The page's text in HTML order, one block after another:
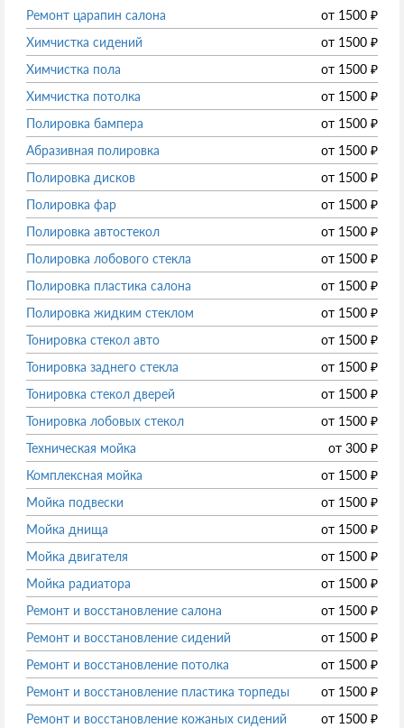
Ремонт царапин салона от 1500 ₽
Химчистка сидений
от 1500 ₽
Химчистка пола
от 1500 ₽
Химчистка потолка
от 1500 ₽
Полировка бампера
от 1500 ₽
Абразивная полировка
от 1500 ₽
Полировка дисков
от 1500 ₽
Полировка фар
от 1500 ₽
Полировка автостекол
от 1500 ₽
Полировка лобового стекла
от 1500 ₽
Полировка пластика салона
от 1500 ₽
Полировка жидким стеклом
от 1500 ₽
Тонировка стекол авто
от 1500 ₽
Тонировка заднего стекла
от 1500 ₽
Тонировка стекол дверей
от 1500 ₽
Тонировка лобовых стекол
от 1500 ₽
Техническая мойка
от 300 ₽
Комплексная мойка
от 1500 ₽
Мойка подвески
от 1500 ₽
Мойка днища
от 1500 ₽
Мойка двигателя
от 1500 ₽
Мойка радиатора
от 1500 ₽
Ремонт и восстановление салона
от 1500 ₽
Ремонт и восстановление сидений
от 1500 ₽
Ремонт и восстановление потолка
от 1500 ₽
Ремонт и восстановление пластика торпеды
от 1500 ₽
Ремонт и восстановление кожаных сидений
от 1500 ₽